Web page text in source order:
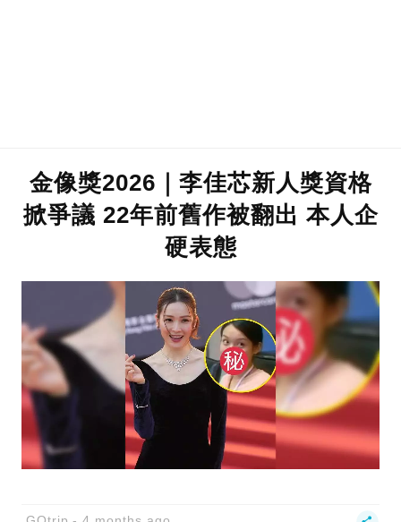
金像獎2026｜李佳芯新人獎資格
掀爭議 22年前舊作被翻出 本人企
硬表態